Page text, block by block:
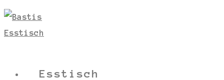
Esstisch